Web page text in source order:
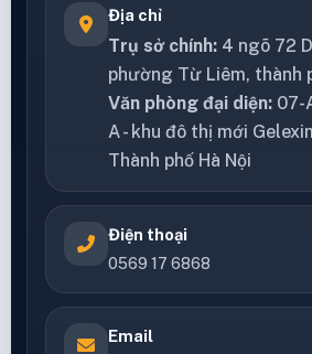
Địa chỉ
Trụ sở chính: 4 ngõ 72
phường Từ Liêm, thành
Văn phòng đại diện: 07-
A - khu đô thị mới
Thành phố Hà Nội
Điện thoại
0569 17 6868
Email